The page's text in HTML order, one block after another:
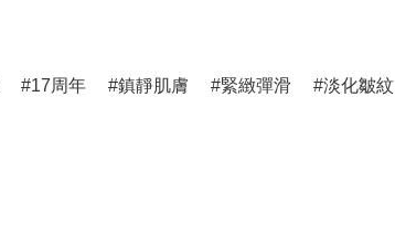
17周年 鎮靜肌膚 緊緻彈滑 淡化皺紋